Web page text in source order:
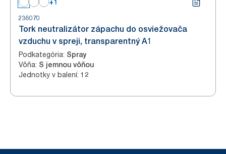
+1
236070
Tork neutralizátor zápachu do osviežovača
vzduchu v spreji, transparentný A1
Podkategória: Spray
Vôňa: S jemnou vôňou
Jednotky v balení: 12